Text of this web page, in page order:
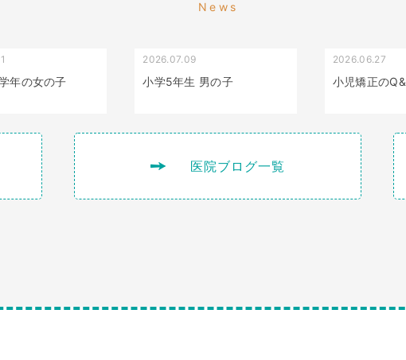
News
年の女の子
2026.07.09
小学5年生 男の子
2026.06.27
小児矯正のQ&
医院ブログ一覧